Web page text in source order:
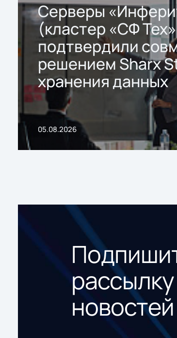
Серверы
(кластер «СФ
подтвердили
решением Sharx
хранения данных
05.08.2026